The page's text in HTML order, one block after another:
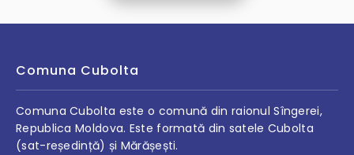
Comuna Cubolta
Comuna Cubolta este o comună din raionul Sîngerei,
Republica Moldova. Este formată din satele Cubolta
(sat-reședință) și Mărășești.